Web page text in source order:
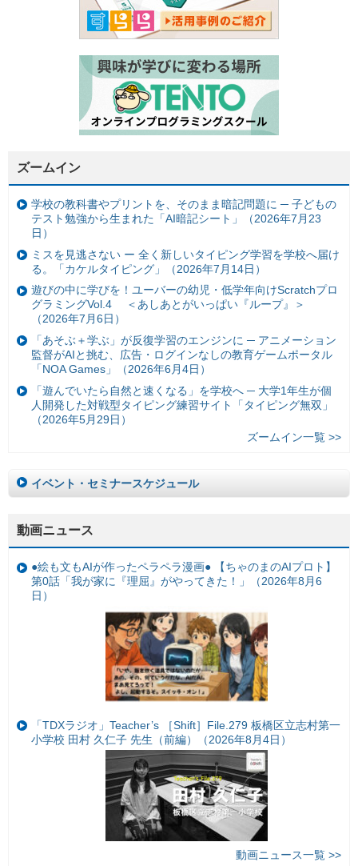
ズームイン
学校の教科書やプリントを、そのまま暗記問題に ─ 子どもの
テスト勉強から生まれた「AI暗記シート」（2026年7月23
日）
ミスを見逃さない ー 全く新しいタイピング学習を学校へ届け
る。「カケルタイピング」（2026年7月14日）
遊びの中に学びを！ユーバーの幼児・低学年向けScratchプロ
グラミングVol.4 ＜あしあとがいっぱい『ループ』＞
（2026年7月6日）
「あそぶ＋学ぶ」が反復学習のエンジンに ─ アニメーション
監督がAIと挑む、広告・ログインなしの教育ゲームポータル
「NOA Games」（2026年6月4日）
「遊んでいたら自然と速くなる」を学校へ ─ 大学1年生が個
人開発した対戦型タイピング練習サイト「タイピング無双」
（2026年5月29日）
ズームイン一覧 >>
イベント・セミナースケジュール
動画ニュース
●絵も文もAIが作ったペラペラ漫画● 【ちゃのまのAIプロト】
第0話「我が家に『理屈』がやってきた！」（2026年8月6
日）
「TDXラジオ」Teacher’s ［Shift］File.279 板橋区立志村第一
小学校 田村 久仁子 先生（前編）（2026年8月4日）
動画ニュース一覧 >>